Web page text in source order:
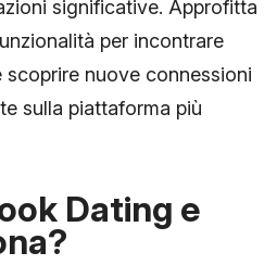
significative. Approfitta
per incontrare
scoprire nuove connessioni
sulla piattaforma più
Dating e